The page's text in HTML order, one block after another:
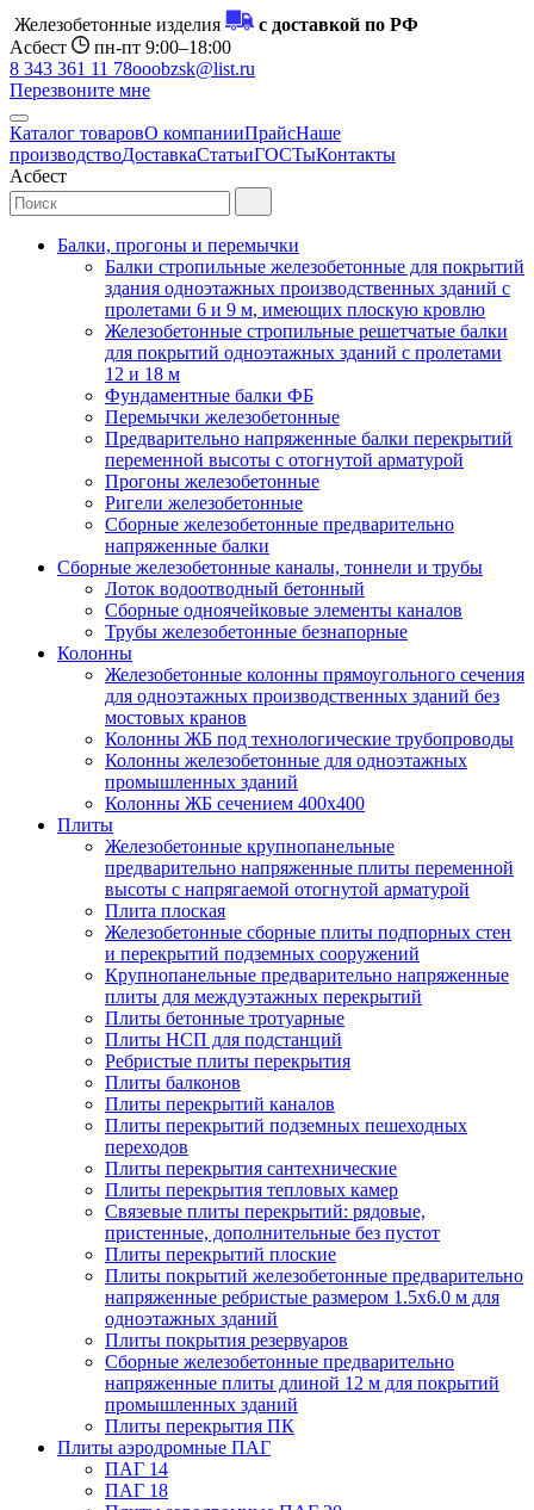
Железобетонные изделия
с доставкой по РФ
Асбест
пн-пт 9:00–18:00
8 343 361 11 78ooobzsk@list.ru
Перезвоните мне
Каталог товаровО компанииПрайсНаше
производствоДоставкаСтатьиГОСТыКонтакты
Асбест
Балки, прогоны и перемычки
Балки стропильные железобетонные для покрытий
здания одноэтажных производственных зданий с
пролетами 6 и 9 м, имеющих плоскую кровлю
Железобетонные стропильные решетчатые балки
для покрытий одноэтажных зданий с пролетами
12 и 18 м
Фундаментные балки ФБ
Перемычки железобетонные
Предварительно напряженные балки перекрытий
переменной высоты с отогнутой арматурой
Прогоны железобетонные
Ригели железобетонные
Сборные железобетонные предварительно
напряженные балки
Сборные железобетонные каналы, тоннели и трубы
Лоток водоотводный бетонный
Сборные одноячейковые элементы каналов
Трубы железобетонные безнапорные
Колонны
Железобетонные колонны прямоугольного сечения
для одноэтажных производственных зданий без
мостовых кранов
Колонны ЖБ под технологические трубопроводы
Колонны железобетонные для одноэтажных
промышленных зданий
Колонны ЖБ сечением 400х400
Плиты
Железобетонные крупнопанельные
предварительно напряженные плиты переменной
высоты с напрягаемой отогнутой арматурой
Плита плоская
Железобетонные сборные плиты подпорных стен
и перекрытий подземных сооружений
Крупнопанельные предварительно напряженные
плиты для междуэтажных перекрытий
Плиты бетонные тротуарные
Плиты НСП для подстанций
Ребристые плиты перекрытия
Плиты балконов
Плиты перекрытий каналов
Плиты перекрытий подземных пешеходных
переходов
Плиты перекрытия сантехнические
Плиты перекрытия тепловых камер
Связевые плиты перекрытий: рядовые,
пристенные, дополнительные без пустот
Плиты перекрытий плоские
Плиты покрытий железобетонные предварительно
напряженные ребристые размером 1.5х6.0 м для
одноэтажных зданий
Плиты покрытия резервуаров
Сборные железобетонные предварительно
напряженные плиты длиной 12 м для покрытий
промышленных зданий
Плиты перекрытия ПК
Плиты аэродромные ПАГ
ПАГ 14
ПАГ 18